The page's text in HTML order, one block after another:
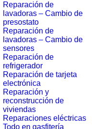
Reparación de
lavadoras – Cambio de
presostato
Reparación de
lavadoras – Cambio de
sensores
Reparación de
refrigerador
Reparación de tarjeta
electrónica
Reparación y
reconstrucción de
viviendas
Reparaciones eléctricas
Todo en gasfitería